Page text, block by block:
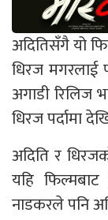
अदितिसँगै यो
धिरज मगरलाई
अगाडी रिलिज
धिरज पर्दामा
अदिति र
यहि फिल्मबाट
नाडकरले पनि